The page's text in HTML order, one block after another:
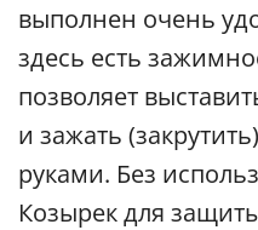
выполнен очень
здесь есть
позволяет
и зажать
руками. Без
Козырек для